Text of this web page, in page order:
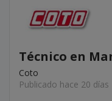
Técnico en
Coto
Publicado hace 20 días